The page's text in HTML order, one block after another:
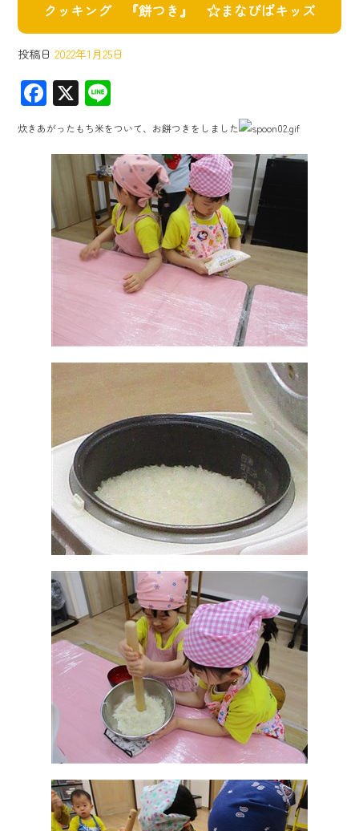
クッキング 『餅つき』 ☆まなびばキッズ
投稿日 2022年1月25日
F
ac
e
b
o
ok
X
ne
炊きあがったもち米をついて、お餅つきをしました